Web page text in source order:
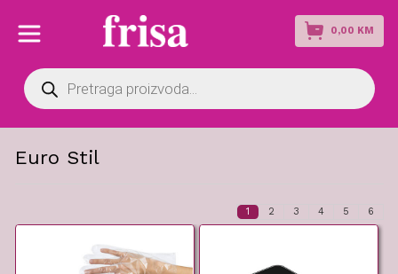
0,00 KM
Products
search
Euro Stil
1 2 3 4 5 6